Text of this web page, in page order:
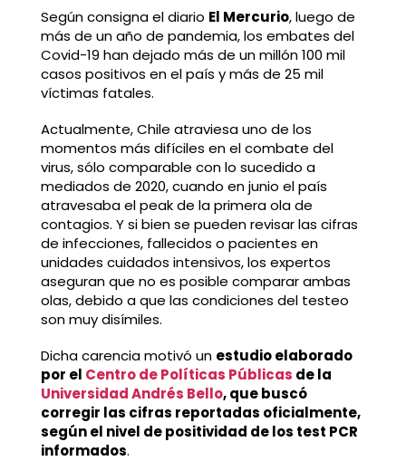
Según consigna el diario El Mercurio, luego de
más de un año de pandemia, los embates del
Covid-19 han dejado más de un millón 100 mil
casos positivos en el país y más de 25 mil
víctimas fatales.
Actualmente, Chile atraviesa uno de los
momentos más difíciles en el combate del
virus, sólo comparable con lo sucedido a
mediados de 2020, cuando en junio el país
atravesaba el peak de la primera ola de
contagios. Y si bien se pueden revisar las cifras
de infecciones, fallecidos o pacientes en
unidades cuidados intensivos, los expertos
aseguran que no es posible comparar ambas
olas, debido a que las condiciones del testeo
son muy disímiles.
Dicha carencia motivó un estudio elaborado
por el Centro de Políticas Públicas de la
Universidad Andrés Bello, que buscó
corregir las cifras reportadas oficialmente,
según el nivel de positividad de los test PCR
informados.